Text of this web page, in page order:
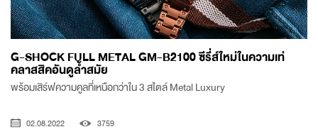
G-SHOCK FULL METAL GM-B2100 ซีรี่ส์ใหม่ในความเท่
คลาสสิคอันดูล้ำสมัย
พร้อมเสิร์ฟความคูลที่เหนือกว่าใน 3 สไตล์ Metal Luxury
02.08.2022 3759